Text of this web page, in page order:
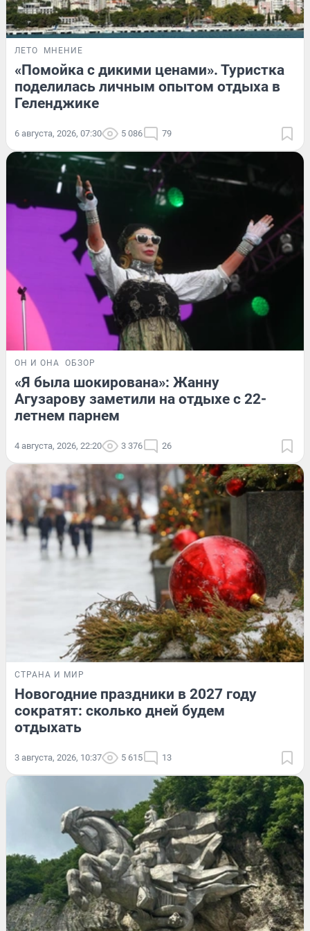
ЛЕТО МНЕНИЕ
«Помойка с дикими ценами». Туристка
поделилась личным опытом отдыха в
Геленджике
6 августа, 2026, 07:30 5 086 79
ОН И ОНА ОБЗОР
«Я была шокирована»: Жанну
Агузарову заметили на отдыхе с 22-
летнем парнем
4 августа, 2026, 22:20 3 376 26
СТРАНА И МИР
Новогодние праздники в 2027 году
сократят: сколько дней будем
отдыхать
3 августа, 2026, 10:37 5 615 13